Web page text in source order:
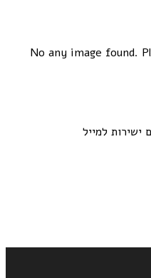
No any image found.
ישירות למייל